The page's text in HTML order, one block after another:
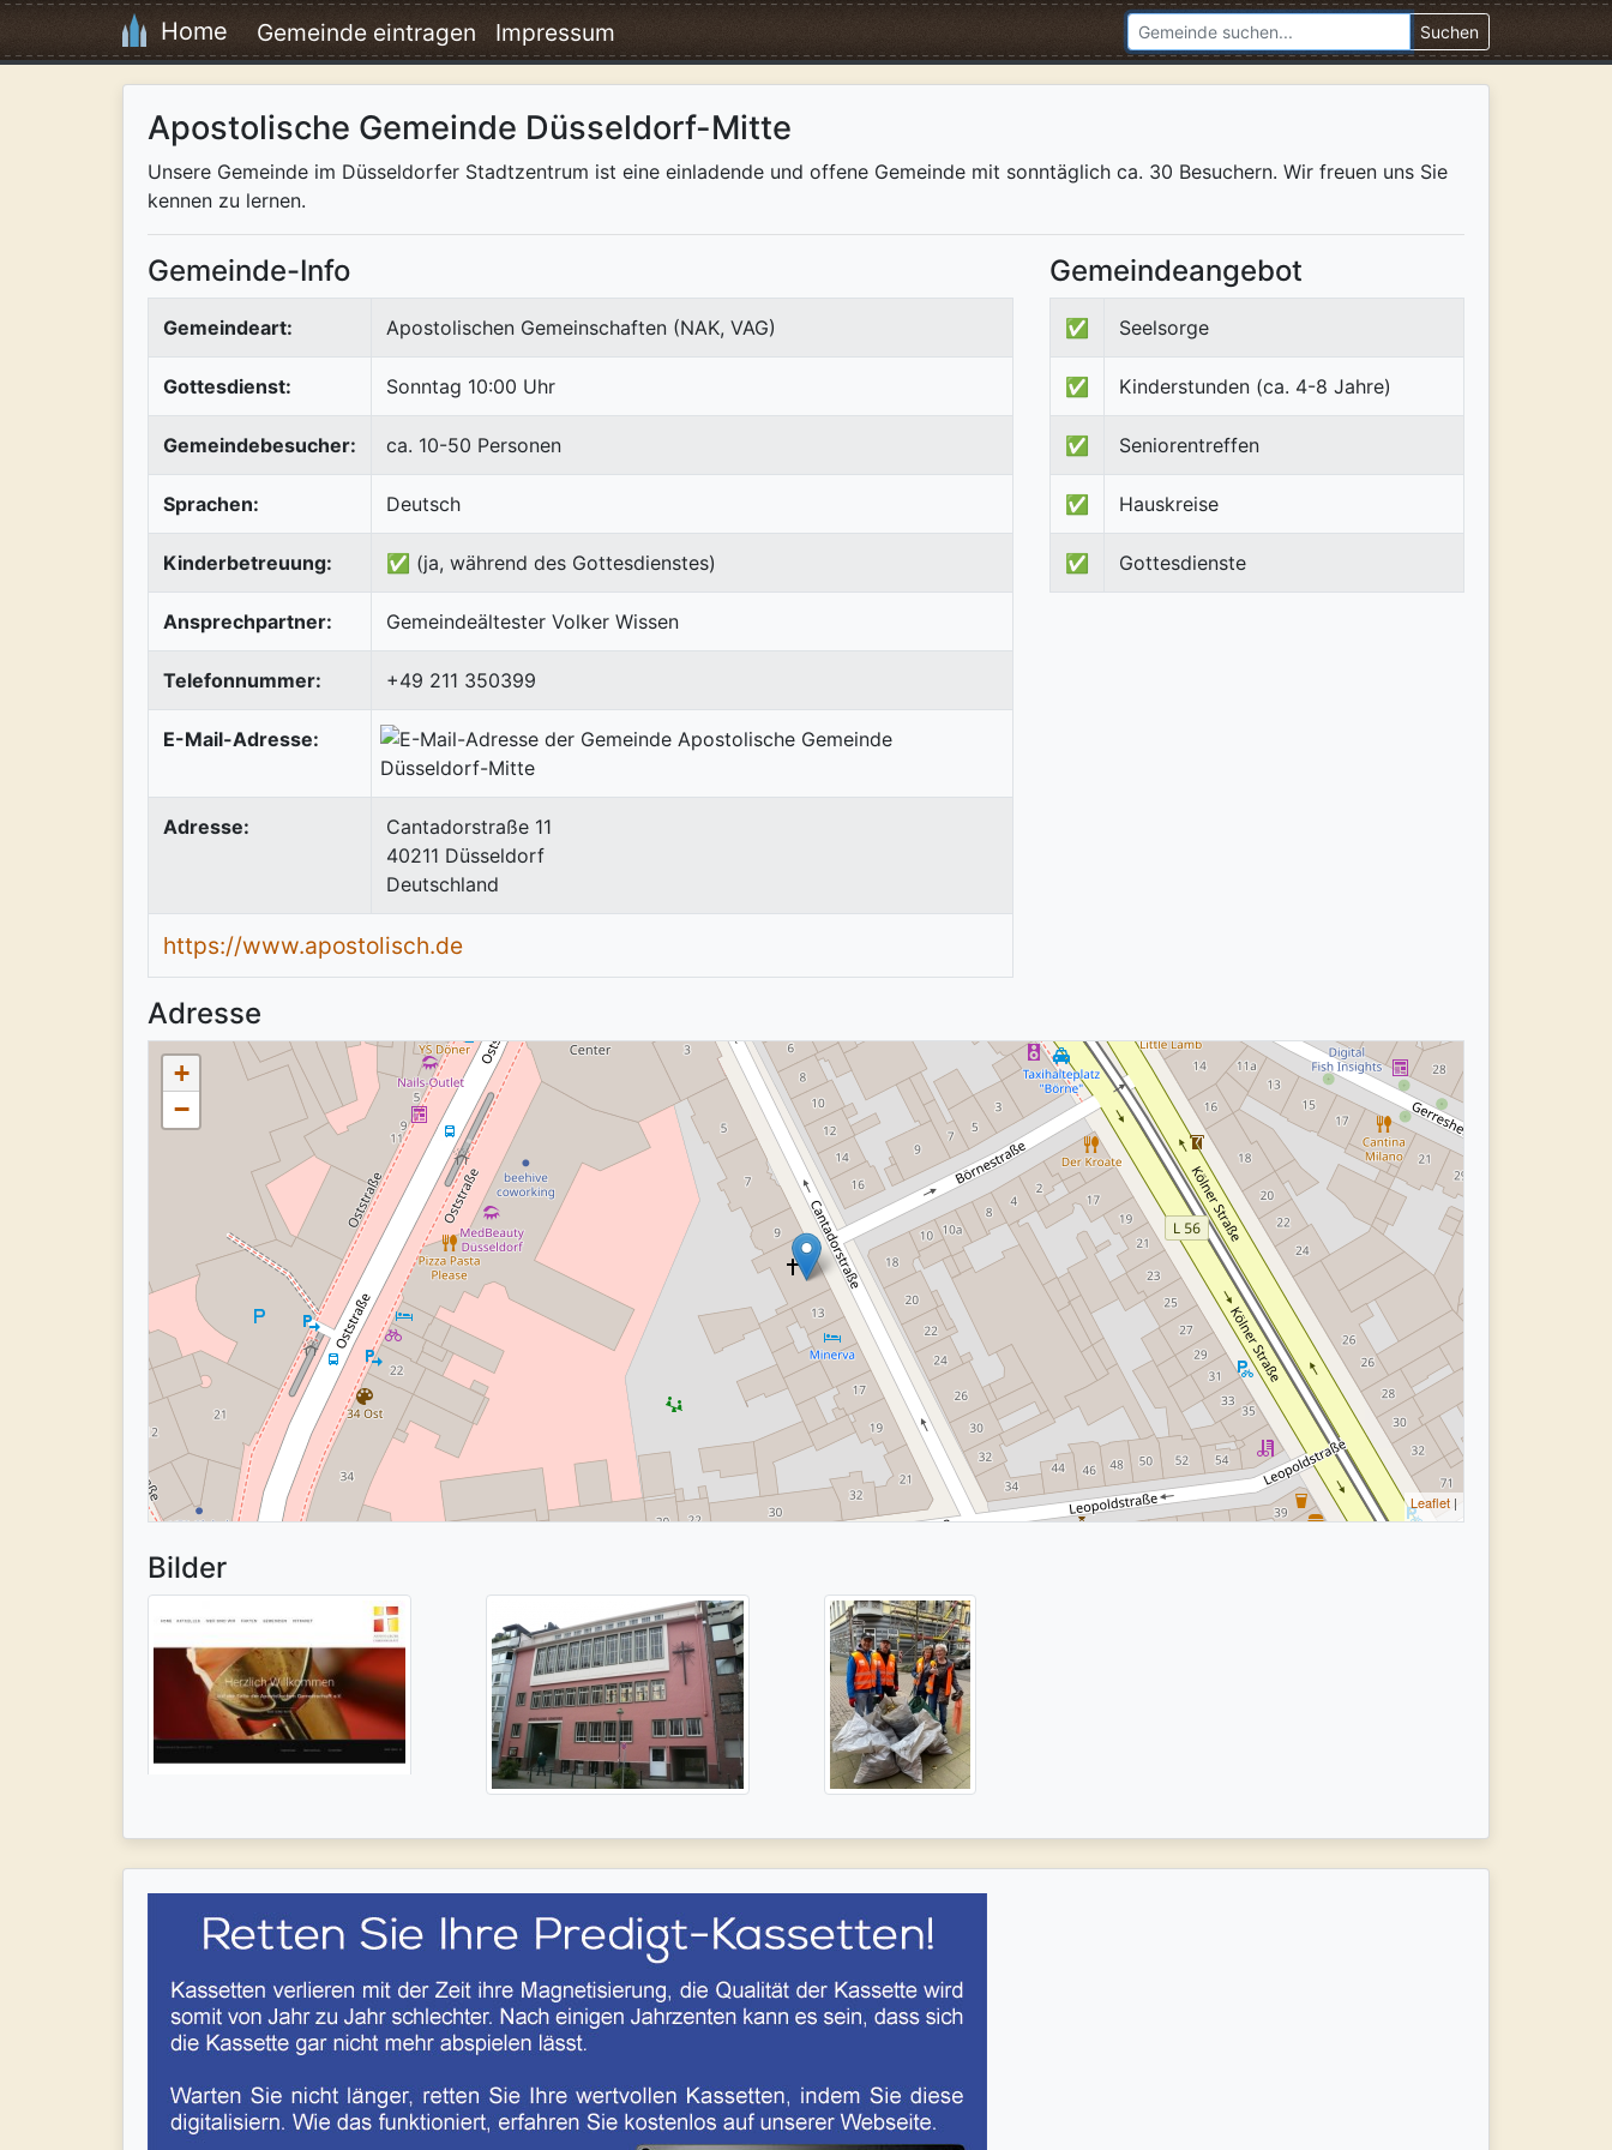
Home Gemeinde eintragen Impressum Suchen
Apostolische Gemeinde Düsseldorf-Mitte
Unsere Gemeinde im Düsseldorfer Stadtzentrum ist eine einladende und offene Gemeinde mit sonntäglich ca. 30 Besuchern. Wir freuen uns Sie
kennen zu lernen.
Gemeinde-Info
Gemeindeart: Apostolischen Gemeinschaften (NAK, VAG)
Gottesdienst: Sonntag 10:00 Uhr
Gemeindebesucher: ca. 10-50 Personen
Sprachen: Deutsch
Kinderbetreuung: ✅ (ja, während des Gottesdienstes)
Ansprechpartner: Gemeindeältester Volker Wissen
Telefonnummer: +49 211 350399
E-Mail-Adresse:
Adresse:
Cantadorstraße 11
40211 Düsseldorf
Deutschland
https://www.apostolisch.de
Gemeindeangebot
✅ Seelsorge
✅ Kinderstunden (ca. 4-8 Jahre)
✅ Seniorentreffen
✅ Hauskreise
✅ Gottesdienste
Adresse
+
−
Leaflet |
Bilder